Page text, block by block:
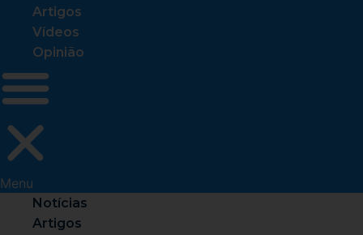
Artigos
Vídeos
Opinião
Menu
Notícias
Artigos